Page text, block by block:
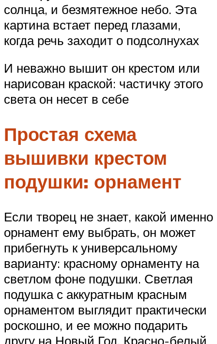
солнца, и безмятежное небо. Эта
картина встает перед глазами,
когда речь заходит о подсолнухах
И неважно вышит он крестом или
нарисован краской: частичку этого
света он несет в себе
Простая схема
вышивки крестом
подушки: орнамент
Если творец не знает, какой именно
орнамент ему выбрать, он может
прибегнуть к универсальному
варианту: красному орнаменту на
светлом фоне подушки. Светлая
подушка с аккуратным красным
орнаментом выглядит практически
роскошно, и ее можно подарить
другу на Новый Год. Красно-белый